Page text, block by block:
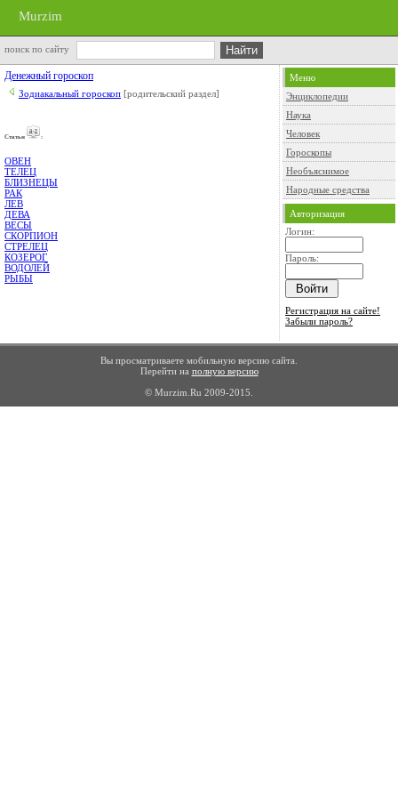
Murzim
поиск по сайту
Денежный гороскоп
Зодиакальный гороскоп [родительский раздел]
Cтатьи :
ОВЕН
ТЕЛЕЦ
БЛИЗНЕЦЫ
РАК
ЛЕВ
ДЕВА
ВЕСЫ
СКОРПИОН
СТРЕЛЕЦ
КОЗЕРОГ
ВОДОЛЕЙ
РЫБЫ
Меню
Энциклопедии
Наука
Человек
Гороскопы
Необъяснимое
Народные средства
Авторизация
Логин:
Пароль:
Регистрация на сайте!
Забыли пароль?
Вы просматриваете мобильную версию сайта.
Перейти на полную версию
© Murzim.Ru 2009-2015.